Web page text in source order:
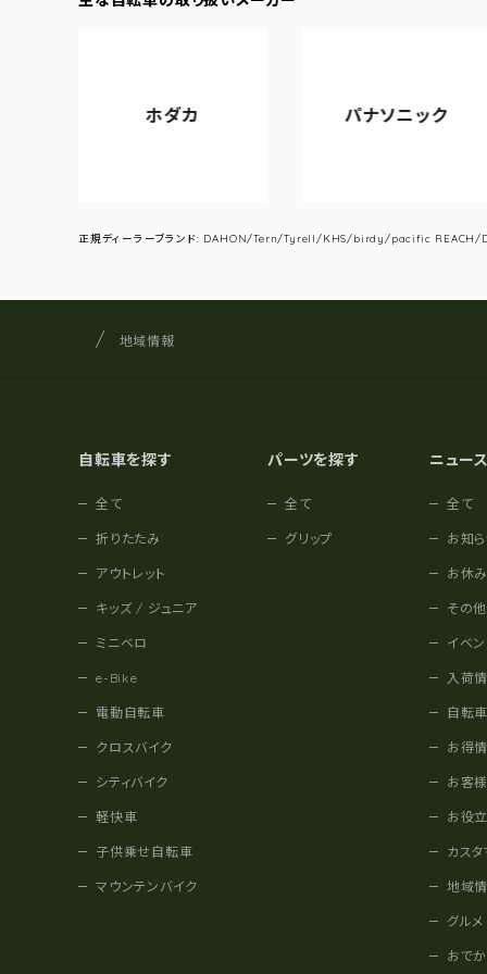
ホダカ パナソニック
正規ディーラーブランド: DAHON/Tern/Tyrell/KHS/birdy/pacific
サイト内の現在地
サイクルショップナカゴヤ
地域情報
自転車を探す
全て
折りたたみ
アウトレット
キッズ / ジュニア
ミニベロ
e-Bike
電動自転車
クロスバイク
シティバイク
軽快車
子供乗せ自転車
マウンテンバイク
パーツを探す
全て
グリップ
ニュー
全て
お知
お休
その
イベン
入荷
自転
お得
お客様
お役
カス
地域
グルメ
おで